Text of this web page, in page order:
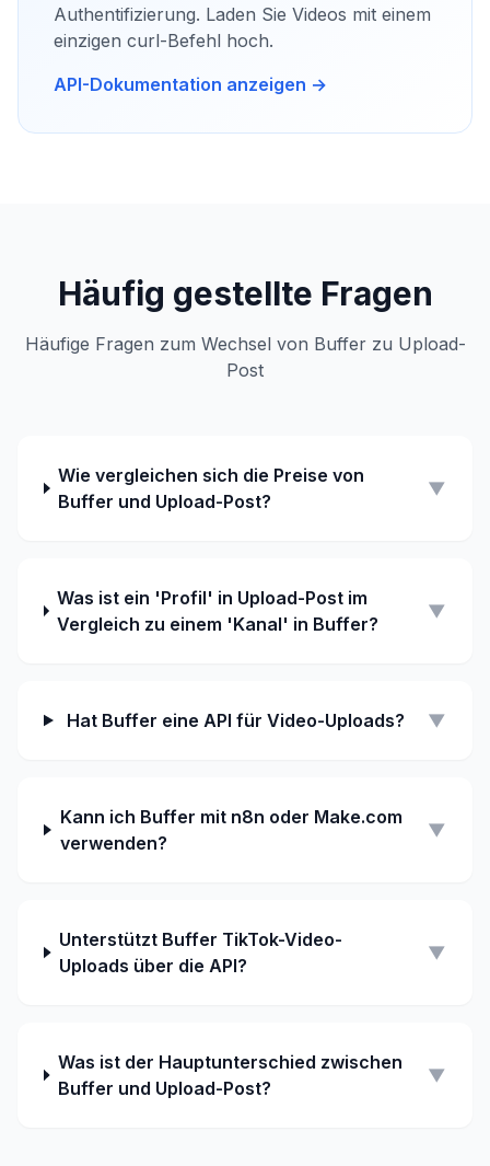
Authentifizierung. Laden Sie Videos mit einem
einzigen curl-Befehl hoch.
API-Dokumentation anzeigen →
Häufig gestellte Fragen
Häufige Fragen zum Wechsel von Buffer zu Upload-
Post
Wie vergleichen sich die Preise von
Buffer und Upload-Post?
▼
Was ist ein 'Profil' in Upload-Post im
Vergleich zu einem 'Kanal' in Buffer?
▼
Hat Buffer eine API für Video-Uploads? ▼
Kann ich Buffer mit n8n oder Make.com
verwenden?
▼
Unterstützt Buffer TikTok-Video-
Uploads über die API?
▼
Was ist der Hauptunterschied zwischen
Buffer und Upload-Post?
▼